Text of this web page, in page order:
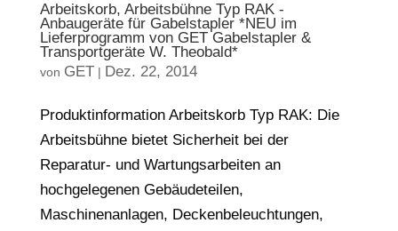
Arbeitskorb, Arbeitsbühne Typ RAK -
Anbaugeräte für Gabelstapler *NEU im
Lieferprogramm von GET Gabelstapler &
Transportgeräte W. Theobald*
von GET| Dez. 22, 2014
Produktinformation Arbeitskorb Typ RAK: Die
Arbeitsbühne bietet Sicherheit bei der
Reparatur- und Wartungsarbeiten an
hochgelegenen Gebäudeteilen,
Maschinenanlagen, Deckenbeleuchtungen,